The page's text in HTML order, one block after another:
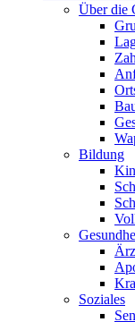
Über die
Bildung
Soziales